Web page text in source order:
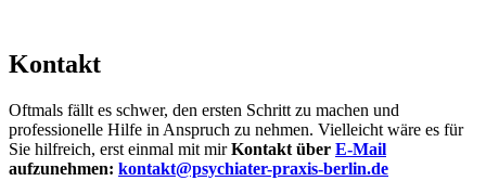
Kontakt
Oftmals fällt es schwer, den ersten Schritt zu machen und
professionelle Hilfe in Anspruch zu nehmen. Vielleicht wäre es für
Sie hilfreich, erst einmal mit mirKontakt über E-Mail
aufzunehmen: kontakt@psychiater-praxis-berlin.de